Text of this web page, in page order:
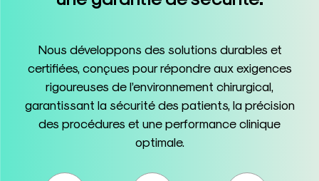
Nous développons des solutions durables et
certifiées, conçues pour répondre aux exigences
rigoureuses de l’environnement chirurgical,
garantissant la sécurité des patients, la précision
des procédures et une performance clinique
optimale.